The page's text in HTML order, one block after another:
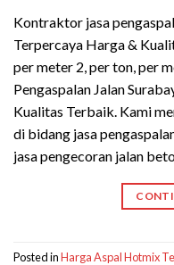
Kontraktor jasa
Terpercaya Harga &
per meter 2, per ton, per
Pengaspalan Jalan
Kualitas Terbaik. Kami
di bidang jasa
jasa pengecoran jalan
Posted inHarga Aspal Hotmix